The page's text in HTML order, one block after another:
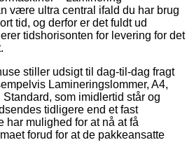
være ultra central ifald du har brug
tid, og derfor er det fuldt ud
tidshorisonten for levering for det
stiller udsigt til dag-til-dag fragt
Lamineringslommer, A4,
som imidlertid står og
tidligere end et fast
har mulighed for at nå at få
forud for at de pakkeansatte